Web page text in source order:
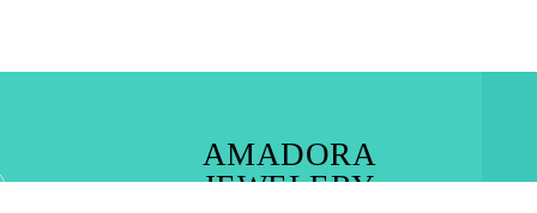
AMADORA
JEWELERY